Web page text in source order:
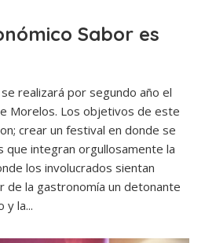
Sabor es
realizará por segundo año el
Morelos. Los objetivos de este
crear un festival en donde se
que integran orgullosamente la
los involucrados sientan
de la gastronomía un detonante
y la...